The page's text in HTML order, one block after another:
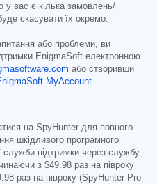
вас є кілька замовлень/
скасувати їх окремо.
або проблеми, ви
EnigmaSoft електронною
або створивши
MyAccount.
на SpyHunter для повного
шкідливого програмного
підтримки через службу
з $49.98 раз на півроку
раз на півроку (SpyHunter Pro